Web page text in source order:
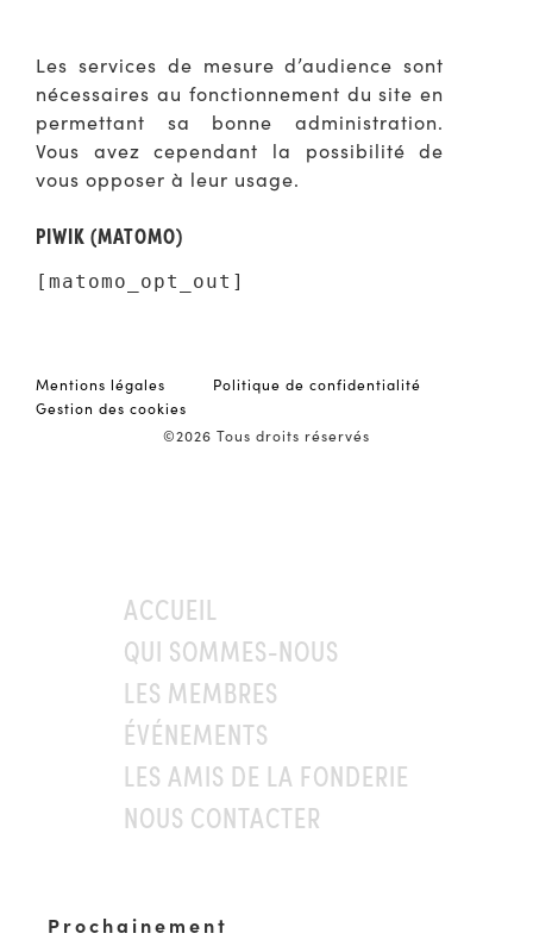
Les services de mesure d’audience sont
nécessaires au fonctionnement du site en
permettant sa bonne administration.
Vous avez cependant la possibilité de
vous opposer à leur usage.
PIWIK (MATOMO)
[matomo_opt_out]
Mentions légales
Politique de confidentialité
Gestion des cookies
©2026 Tous droits réservés
ACCUEIL
QUI SOMMES-NOUS
LES MEMBRES
ÉVÉNEMENTS
LES AMIS DE LA FONDERIE
NOUS CONTACTER
Prochainement